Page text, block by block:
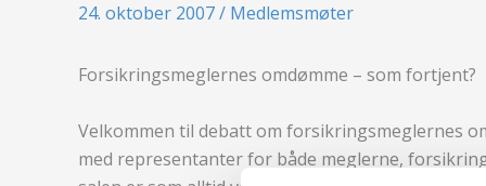
24. oktober 2007/ Medlemsmøter
Forsikringsmeglernes omdømme – som fortjent?
Velkommen til debatt om forsikringsmeglernes
med representanter for både meglerne,